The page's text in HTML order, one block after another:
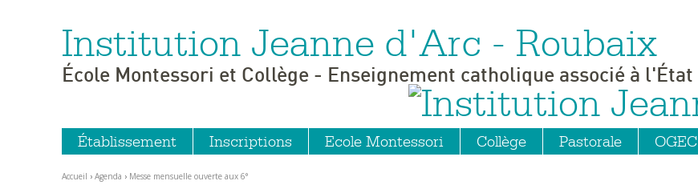
Aller
Aller
à
Outils
personnels
Institution Jeanne d'Arc - Roubaix
École Montessori et Collège - Enseignement catholique associé à l'État
Établissement Inscriptions Ecole Montessori Collège Pastorale OGEC
Accueil › Agenda › Messe mensuelle ouverte aux 6°